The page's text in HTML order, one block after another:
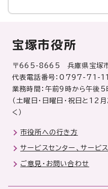
宝塚市役所
〒665-8665 兵庫県宝塚
代表電話番号：0797-71-
業務時間：午前9時から午後5
（土曜日・日曜日・祝日と
く）
市役所への行き方
サービスセンター、サービ
ご意見・お問い合わせ